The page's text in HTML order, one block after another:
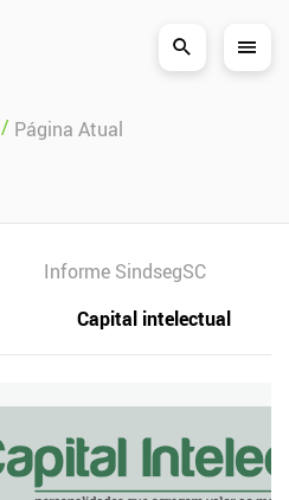
/ Página Atual
Informe SindsegSC
Capital intelectual